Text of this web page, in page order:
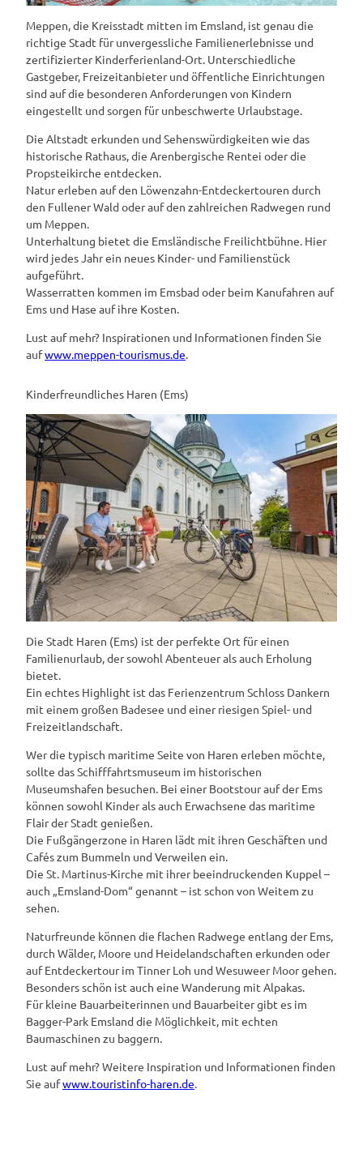
Meppen, die Kreisstadt mitten im Emsland, ist genau die
richtige Stadt für unvergessliche Familienerlebnisse und
zertifizierter Kinderferienland-Ort. Unterschiedliche
Gastgeber, Freizeitanbieter und öffentliche Einrichtungen
sind auf die besonderen Anforderungen von Kindern
eingestellt und sorgen für unbeschwerte Urlaubstage.
Die Altstadt erkunden und Sehenswürdigkeiten wie das
historische Rathaus, die Arenbergische Rentei oder die
Propsteikirche entdecken.
Natur erleben auf den Löwenzahn-Entdeckertouren durch
den Fullener Wald oder auf den zahlreichen Radwegen rund
um Meppen.
Unterhaltung bietet die Emsländische Freilichtbühne. Hier
wird jedes Jahr ein neues Kinder- und Familienstück
aufgeführt.
Wasserratten kommen im Emsbad oder beim Kanufahren auf
Ems und Hase auf ihre Kosten.
Lust auf mehr? Inspirationen und Informationen finden Sie
aufwww.meppen-tourismus.de.
Kinderfreundliches Haren (Ems)
Die Stadt Haren (Ems) ist der perfekte Ort für einen
Familienurlaub, der sowohl Abenteuer als auch Erholung
bietet.
Ein echtes Highlight ist das Ferienzentrum Schloss Dankern
mit einem großen Badesee und einer riesigen Spiel- und
Freizeitlandschaft.
Wer die typisch maritime Seite von Haren erleben möchte,
sollte das Schifffahrtsmuseum im historischen
Museumshafen besuchen. Bei einer Bootstour auf der Ems
können sowohl Kinder als auch Erwachsene das maritime
Flair der Stadt genießen.
Die Fußgängerzone in Haren lädt mit ihren Geschäften und
Cafés zum Bummeln und Verweilen ein.
Die St. Martinus-Kirche mit ihrer beeindruckenden Kuppel –
auch „Emsland-Dom“ genannt – ist schon von Weitem zu
sehen.
Naturfreunde können die flachen Radwege entlang der Ems,
durch Wälder, Moore und Heidelandschaften erkunden oder
auf Entdeckertour im Tinner Loh und Wesuweer Moor gehen.
Besonders schön ist auch eine Wanderung mit Alpakas.
Für kleine Bauarbeiterinnen und Bauarbeiter gibt es im
Bagger-Park Emsland die Möglichkeit, mit echten
Baumaschinen zu baggern.
Lust auf mehr? Weitere Inspiration und Informationen finden
Sie aufwww.touristinfo-haren.de.